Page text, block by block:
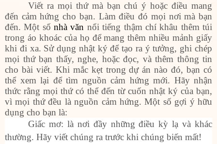
Viết ra mọi thứ mà bạn chú ý hoặc điều mang
đến cảm hứng cho bạn. Làm điều đó mọi nơi mà bạn
đến. Một sốnhà văn nổi tiếng thậm chí khâu thêm túi
trong áo khoác của họ để mang thêm nhiều mảnh giấy
khi đi xa. Sử dụng nhật ký để tạo ra ý tưởng, ghi chép
mọi thứ bạn thấy, nghe, hoặc đọc, và thêm thông tin
cho bài viết. Khi mắc kẹt trong dự án nào đó, bạn có
thể xem lại để tìm nguồn cảm hứng mới. Hãy nhận
thức rằng mọi thứ có thể đến từ cuốn nhật ký của bạn,
vì mọi thứ đều là nguồn cảm hứng. Một số gợi ý hữu
dụng cho bạn là:
Giấc mơ: là nơi đầy những điều kỳ lạ và khác
thường. Hãy viết chúng ra trước khi chúng biến mất!